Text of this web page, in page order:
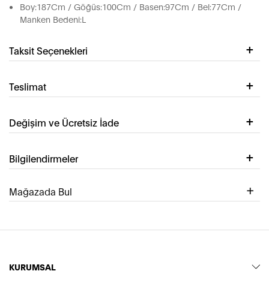
Boy:187Cm / Göğüs:100Cm / Basen:97Cm / Bel:77Cm /
Manken Bedeni:L
Taksit Seçenekleri
Teslimat
Değişim ve Ücretsiz İade
Bilgilendirmeler
Mağazada Bul
KURUMSAL